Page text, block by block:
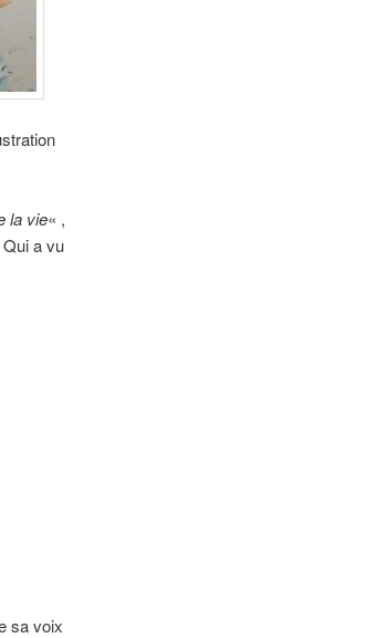
la vie« ,
a vu
sa voix